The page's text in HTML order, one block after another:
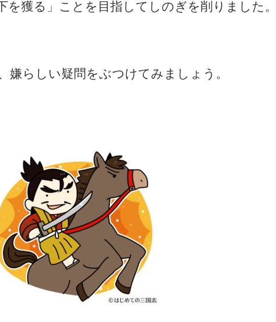
を獲る」ことを目指してしのぎを削りました。
嫌らしい疑問をぶつけてみましょう。